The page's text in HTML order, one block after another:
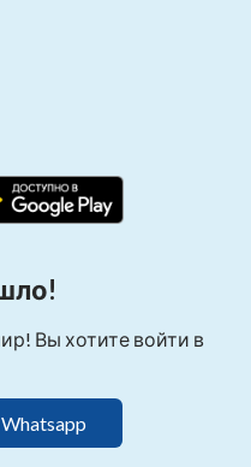
Вы хотите войти в